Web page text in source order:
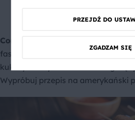
kremowe i nieco lejące się
Corn dog
fast food. Jest to parówka pokryta
kukurydzianym i smażona w
Wypróbuj przepis na amerykański
PRZEJDŹ DO
ZGADZAM SIĘ